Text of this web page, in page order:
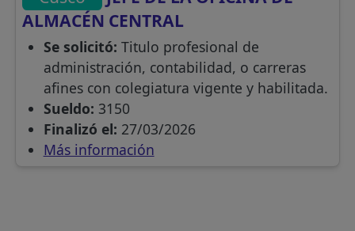
ALMACÉN CENTRAL
Se solicitó: Titulo profesional de
administración, contabilidad, o carreras
afines con colegiatura vigente y habilitada.
Sueldo: 3150
Finalizó el: 27/03/2026
Más información